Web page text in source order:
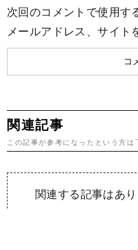
次回のコメントで使用す
メールアドレス、サイト
関連記事
この記事が参考になったという方は
関連する記事はあ